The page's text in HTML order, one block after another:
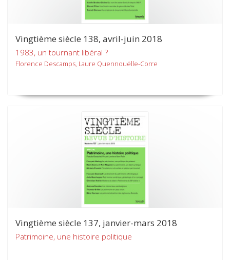
Vingtième siècle 138, avril-juin 2018
1983, un tournant libéral ?
Florence Descamps, Laure Quennouëlle-Corre
Vingtième siècle 137, janvier-mars 2018
Patrimoine, une histoire politique